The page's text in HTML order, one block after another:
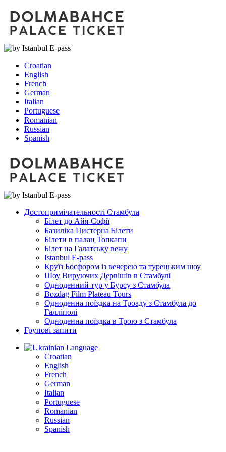
Croatian
English
French
German
Italian
Portuguese
Romanian
Russian
Spanish
Достопримічательності Стамбула
Білет до Айя-Софії
Базиліка Цистерна Білети
Білети в палац Топкапи
Білет на Галатську вежу
Istanbul E-pass
Круїз Босфором із вечерею та турецьким шоу
Шоу Вируючих Дервішів в Стамбулі
Одноденний тур у Бурсу з Стамбула
Bozdag Film Plateau Tours
Одноденна поїздка на Троаду з Стамбула до
Галліполі
Одноденна поїздка в Трою з Стамбула
Групові запити
Language
Croatian
English
French
German
Italian
Portuguese
Romanian
Russian
Spanish